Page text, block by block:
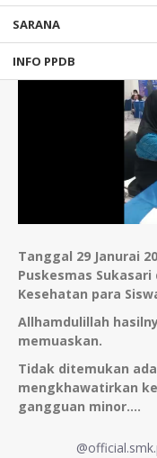
SARANA
INFO PPDB
Tanggal 29 Janurai
Puskesmas
Kesehatan para
Allhamdulillah
memuaskan.
Tidak ditemukan
mengkhawatirkan
gangguan minor….